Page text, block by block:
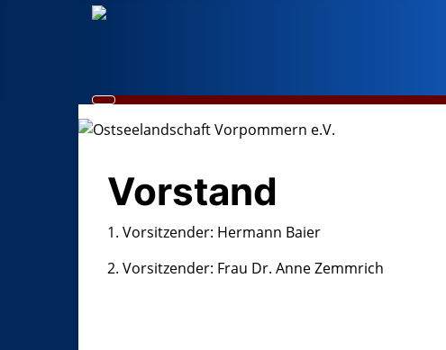
Vorstand
1. Vorsitzender: Hermann Baier
2. Vorsitzender: Frau Dr. Anne Zemmrich